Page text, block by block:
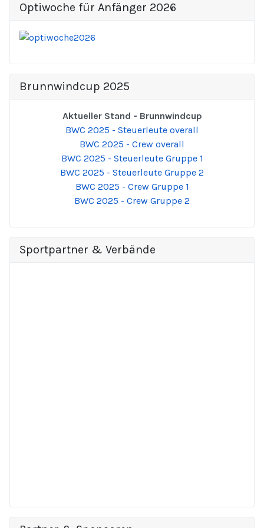
Optiwoche für Anfänger 2026
Brunnwindcup 2025
Aktueller Stand - Brunnwindcup
BWC 2025 - Steuerleute overall
BWC 2025 - Crew overall
BWC 2025 - Steuerleute Gruppe 1
BWC 2025 - Steuerleute Gruppe 2
BWC 2025 - Crew Gruppe 1
BWC 2025 - Crew Gruppe 2
Sportpartner & Verbände